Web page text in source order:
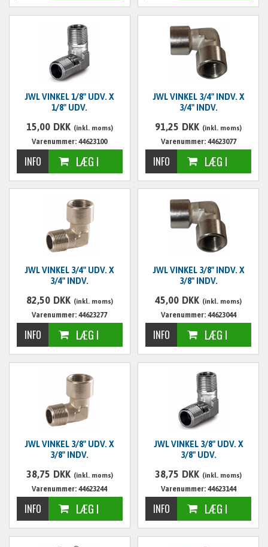
JWL VINKEL 1/8" UDV. X
1/8" UDV.
15,00 DKK (inkl. moms)
Varenummer: 44623100
JWL VINKEL 3/4" INDV. X
3/4" INDV.
91,25 DKK (inkl. moms)
Varenummer: 44623077
JWL VINKEL 3/4" UDV. X
3/4" INDV.
82,50 DKK (inkl. moms)
Varenummer: 44623277
JWL VINKEL 3/8" INDV. X
3/8" INDV.
45,00 DKK (inkl. moms)
Varenummer: 44623044
JWL VINKEL 3/8" UDV. X
3/8" INDV.
38,75 DKK (inkl. moms)
Varenummer: 44623244
JWL VINKEL 3/8" UDV. X
3/8" UDV.
38,75 DKK (inkl. moms)
Varenummer: 44623144